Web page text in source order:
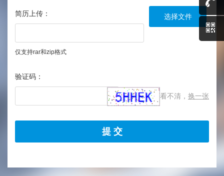
简历上传： 选择文件
仅支持rar和zip格式
验证码：
看不清， 换一张